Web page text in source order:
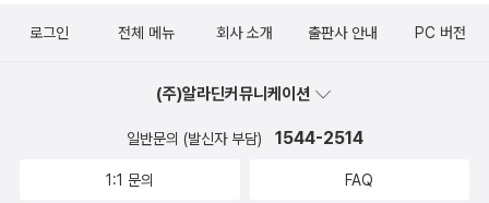
확인한 구문을 한번 더 만나보게 된답니다.​ 중학교 필수 구문과 단어
를 만나볼 수 있는 중등영어 독해문제집!!하루에 2개의 지문을 공부
한다는 계획을 세우고 보름동안 끝내볼 생각이랍니다.​​​​ 지문해석, 정
요.​​​ ​​자~ 그럼 기대감을 안고...여름이는 첫번째 이야기부터 달려보았
덜란드인들은 길에서 크리스마스 나무로 모닥불을 피우고 폭죽을 쏘
아올린다고 해요.그리고... 스페인에서는 사람들이 포도 12알을 먹어
이 들어 있는 특별한 케이크를 먹는다고 해요.동전을 발견한 사람은
로그인 전체 메뉴 회사 소개 출판사 안내 PC 버전
(주)알라딘커뮤니케이션
일반문의 (발신자 부담) 1544-2514
1:1 문의 FAQ